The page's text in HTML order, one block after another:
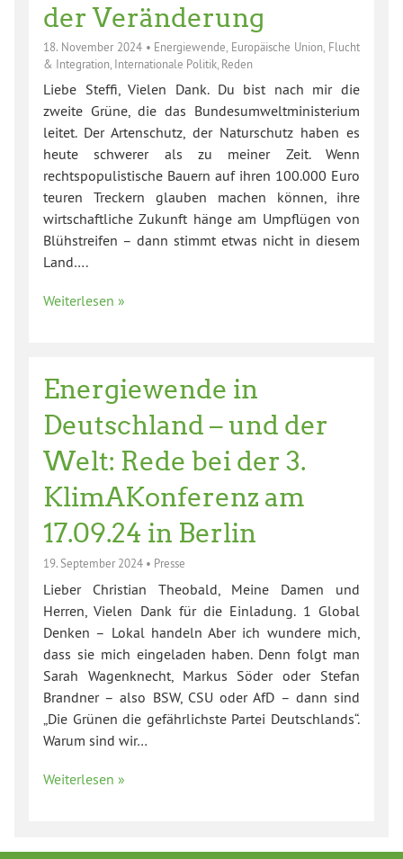
der Veränderung
18. November 2024• Energiewende Europäische Union Flucht
& Integration Internationale Politik Reden
Liebe Steffi, Vielen Dank. Du bist nach mir die
zweite Grüne, die das Bundesumweltministerium
leitet. Der Artenschutz, der Naturschutz haben es
heute schwerer als zu meiner Zeit. Wenn
rechtspopulistische Bauern auf ihren 100.000 Euro
teuren Treckern glauben machen können, ihre
wirtschaftliche Zukunft hänge am Umpflügen von
Blühstreifen – dann stimmt etwas nicht in diesem
Land….
Weiterlesen »
Energiewende in
Deutschland – und der
Welt: Rede bei der 3.
KlimAKonferenz am
17.09.24 in Berlin
19. September 2024 • Presse
Lieber Christian Theobald, Meine Damen und
Herren, Vielen Dank für die Einladung. 1 Global
Denken – Lokal handeln Aber ich wundere mich,
dass sie mich eingeladen haben. Denn folgt man
Sarah Wagenknecht, Markus Söder oder Stefan
Brandner – also BSW, CSU oder AfD – dann sind
„Die Grünen die gefährlichste Partei Deutschlands“.
Warum sind wir…
Weiterlesen »